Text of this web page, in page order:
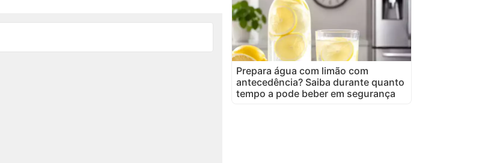
Prepara água com limão com
antecedência? Saiba durante quanto
tempo a pode beber em segurança